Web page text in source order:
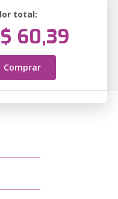
total:
60,39
Comprar